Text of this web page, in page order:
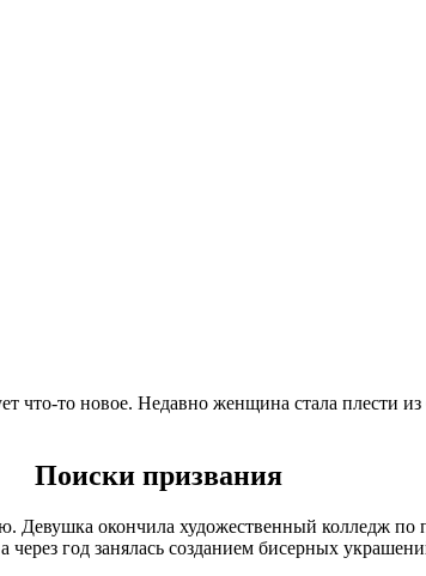
что-то новое. Недавно женщина стала плести
Поиски призвания
Девушка окончила художественный колледж по
год занялась созданием бисерных